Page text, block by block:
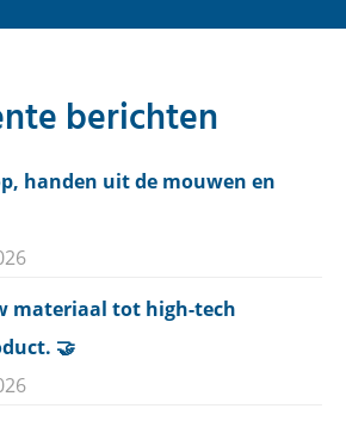
berichten
handen uit de mouwen en
materiaal tot high-tech
🤝